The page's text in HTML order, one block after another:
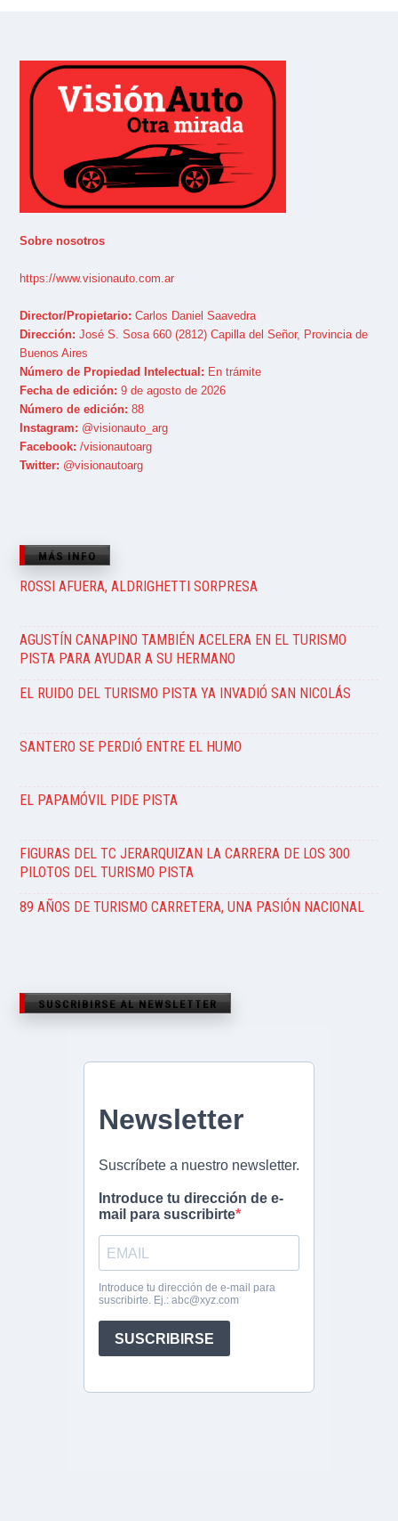
Sobre nosotros
https://www.visionauto.com.ar
Director/Propietario: Carlos Daniel Saavedra
Dirección: José S. Sosa 660 (2812) Capilla del Señor, Provincia de
Buenos Aires
Número de Propiedad Intelectual: En trámite
Fecha de edición: 9 de agosto de 2026
Número de edición: 88
Instagram: @visionauto_arg
Facebook: /visionautoarg
Twitter: @visionautoarg
MÁS INFO
ROSSI AFUERA, ALDRIGHETTI SORPRESA
AGUSTÍN CANAPINO TAMBIÉN ACELERA EN EL TURISMO
PISTA PARA AYUDAR A SU HERMANO
EL RUIDO DEL TURISMO PISTA YA INVADIÓ SAN NICOLÁS
SANTERO SE PERDIÓ ENTRE EL HUMO
EL PAPAMÓVIL PIDE PISTA
FIGURAS DEL TC JERARQUIZAN LA CARRERA DE LOS 300
PILOTOS DEL TURISMO PISTA
89 AÑOS DE TURISMO CARRETERA, UNA PASIÓN NACIONAL
SUSCRIBIRSE AL NEWSLETTER